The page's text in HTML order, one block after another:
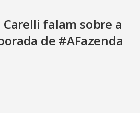
falam sobre a
de #AFazenda